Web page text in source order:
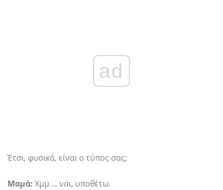
ad
Έτσι, φυσικά, είναι ο τύπος σας;
Μαμά: Χμμ ... ναι, υποθέτω.